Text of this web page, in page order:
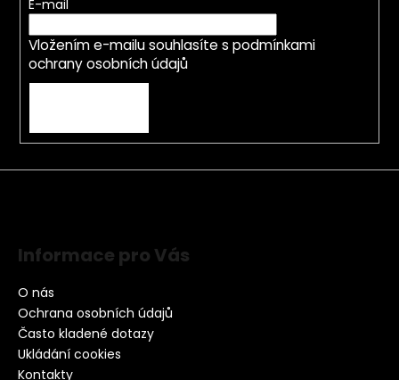
E-mail
Vložením e-mailu souhlasíte s podmínkami
ochrany osobních údajů
Informace pro Vás
O nás
Ochrana osobních údajů
Často kladené dotazy
Ukládání cookies
Kontakty